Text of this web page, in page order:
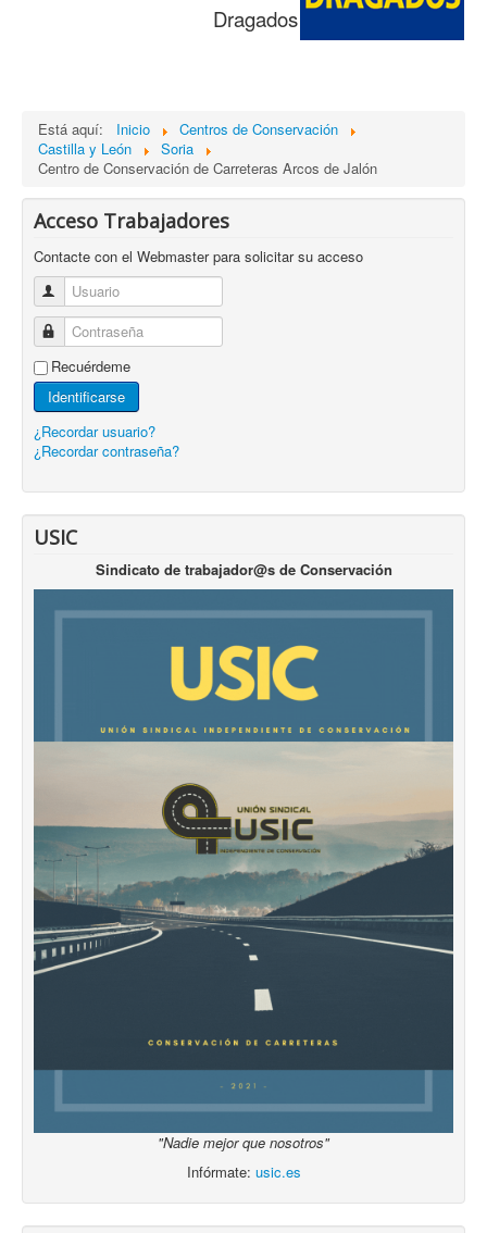
Dragados
Está aquí: Inicio
Centros de Conservación
Castilla y León
Soria
Centro de Conservación de Carreteras Arcos de Jalón
Acceso Trabajadores
Contacte con el Webmaster para solicitar su acceso
Usuario
Contraseña
Recuérdeme
Identificarse
¿Recordar usuario?
¿Recordar contraseña?
USIC
Sindicato de trabajador@s de Conservación
"Nadie mejor que nosotros"
Infórmate: usic.es